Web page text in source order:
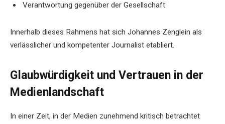
Verantwortung gegenüber der Gesellschaft
Innerhalb dieses Rahmens hat sich Johannes Zenglein als
verlässlicher und kompetenter Journalist etabliert.
Glaubwürdigkeit und Vertrauen in der
Medienlandschaft
In einer Zeit, in der Medien zunehmend kritisch betrachtet